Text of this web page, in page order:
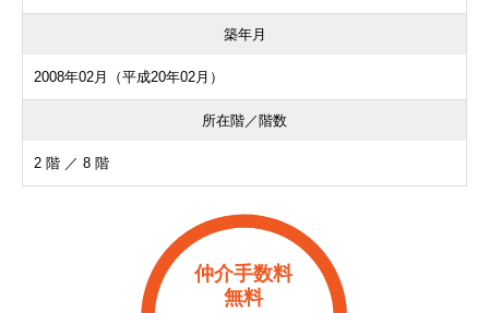
築年月
2008年02月（平成20年02月）
所在階／階数
2 階 ／ 8 階
仲介手数料
無料